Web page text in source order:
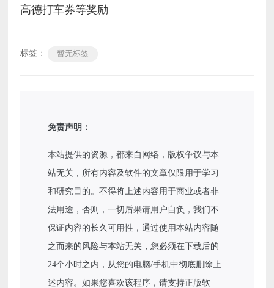
高德打车券等奖励
标签： 暂无标签
免责声明：
本站提供的资源，都来自网络，版权争议与本
站无关，所有内容及软件的文章仅限用于学习
和研究目的。不得将上述内容用于商业或者非
法用途，否则，一切后果请用户自负，我们不
保证内容的长久可用性，通过使用本站内容随
之而来的风险与本站无关，您必须在下载后的
24个小时之内，从您的电脑/手机中彻底删除上
述内容。如果您喜欢该程序，请支持正版软